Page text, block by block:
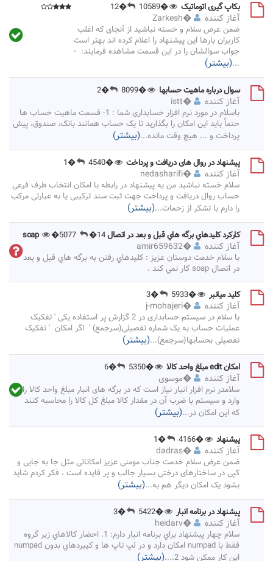
بکاپ گیری اتوماتیک
�10589
�12
آغاز کننده �
Zarkesh
ضمن عرض سلام و خسته نباشید از آنجای که اغلب
کاربران بارها این پیشنهاد را اعلام کرده اند بهتر است
جواب سوالشان را در این قسمت مشاهده فرمایند: -
...(بیشتر)
سوال درباره ماهیت حسابها �8099
�2
آغاز کننده �
istt
باسلام در مورد نرم افزار حسابداری شما : 1- قسمت ماهیت حساب ها
حتماً باید این امکان را بگذارید تا یک حساب همانند بانک، صندوق، پیش
پرداخت و ... هیچ وقت مانده...(بیشتر)
پیشنهاد در روال های دریافت و پرداخت �4540
�1
آغاز کننده �
nedasharifi
سلام خسته نباشید من یه پیشنهاد در رابطه با امکان انتخاب طرف فرعی
حساب روال دریافت و پرداخت جهت ثبت سند ترکیبی یا به عبارتی مرکب
را دارم با تشکر از زحمات...(بیشتر)
كاركرد كليدهاي برگه هاي قبل و بعد در اتصال soap �5077 �14
آغاز کننده �
amir659632
با سلام خدمت دوستان عزيز : كليدهاي رفتن به برگه هاي قبل و بعد
در اتصال soap كار نمي كند .
کلید میانبر
�5933
�3
آغاز کننده �
j-mohajeri
با سلام در سیستم حسابداری در 2 گزارش پر استفاده یکی ' تفکیک
عملیات حساب به یک شماره تفصیلی(سرجمع) ' اگر امکان ' تفکیک
تفصیلی بحسابها(سرجمع)...(بیشتر)
امکان edit مبلغ واحد کالا �5350
�6
آغاز کننده �موسوی
سلامدر نرم افزار انبار نیاز است که در برگه های انبار مبلغ واحد کالا را
وارد و سیستم با ضرب آن در مقدار کالا مبلغ کل کالا را محاسبه کنند
که این امکان در...(بیشتر)
پیشنهاد �4166
�1
آغاز کننده �
dadras
ضمن عرض سلام خدمت جناب مومنی عزیز امکاناتی مثل جا به جایی و
کپی در ساختارهای درختی بسیار جالب و پر فایده است ، فکر کردم شاید
بشود یک امکان دیگر هم به...(بیشتر)
پيشنهاد در برنامه انبار �5422
�3
آغاز کننده �
heidarv
سلام چهار پيشنهاد براي برنامه انبار دارم: 1. احضار كالاهاي زير گروه
فقط با numpad امكان دارد و در لپ تاپ ها و كيبردهاي بدون numpad
اين كار ممكن شود 2.
...(بیشتر)